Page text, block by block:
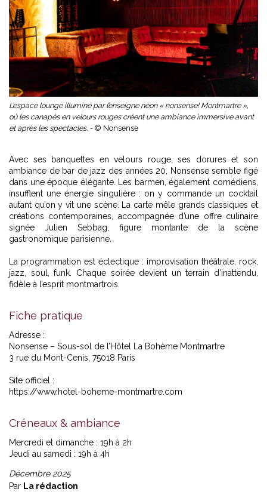
L’espace lounge illuminé par l’enseigne néon « nonsense! Montmartre »,
où les canapés en velours rouges créent une ambiance immersive avant
et après les spectacles. - © Nonsense
Avec ses banquettes en velours rouge, ses dorures et son
ambiance de bar de jazz des années 20, Nonsense semble figé
dans une époque élégante. Les barmen, également comédiens,
insufflent une énergie singulière : on y commande un cocktail
autant qu’on y vit une scène. La carte mêle grands classiques et
créations contemporaines, accompagnée d’une offre culinaire
signée Julien Sebbag, figure montante de la scène
gastronomique parisienne.
La programmation est éclectique : improvisation théâtrale, rock,
jazz, soul, funk. Chaque soirée devient un terrain d’inattendu,
fidèle à l’esprit montmartrois.
Fiche pratique
Adresse :
Nonsense – Sous-sol de l’Hôtel La Bohème Montmartre
3 rue du Mont-Cenis, 75018 Paris
Site officiel :
https://www.hotel-boheme-montmartre.com
Créneaux & ambiance
Mercredi et dimanche : 19h à 2h
Jeudi au samedi : 19h à 4h
Décembre 2025
Par La rédaction